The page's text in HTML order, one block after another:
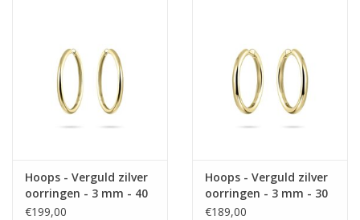
Hoops - Verguld zilver
oorringen - 3 mm - 40
mm
€199,00
Hoops - Verguld zilver
oorringen - 3 mm - 30
mm
€189,00